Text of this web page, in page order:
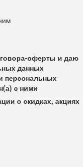
оферты и даю
данных
персональных
с ними
о скидках, акциях